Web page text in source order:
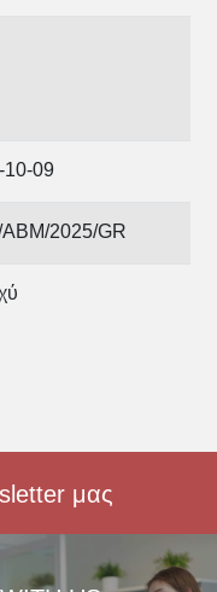
10-09
2025/GR
μας